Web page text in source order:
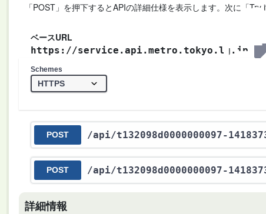
「POST」を押下するとAPIの詳細仕様を表示します。次に「
ベースURL
https://service.api.metro.tokyo.lg.jp
Schemes
POST /api/t132098d0000000097-
POST /api/t132098d0000000097-
詳細情報